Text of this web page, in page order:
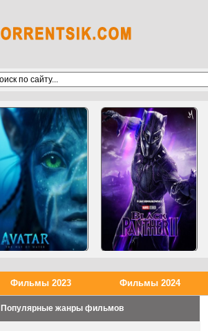
Фильмы 2023 Фильмы 2024
Популярные жанры фильмов